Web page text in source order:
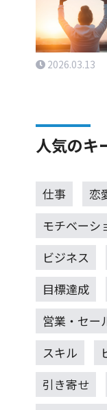
2026.03.13
人気のキ
仕事
恋
モチベーシ
ビジネス
目標達成
営業・セー
スキル
引き寄せ